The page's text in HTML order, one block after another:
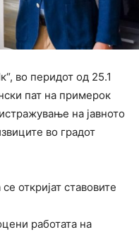
во перидот од 25.1
пат на примерок
на јавното
во градот
откријат ставовите
работата на